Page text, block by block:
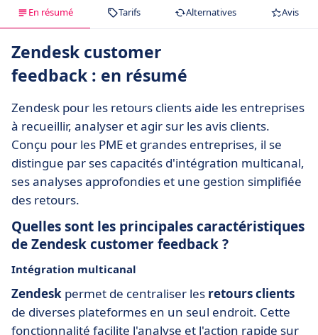
En résumé Tarifs Alternatives Avis
Zendesk customer
feedback : en résumé
Zendesk pour les retours clients aide les entreprises
à recueillir, analyser et agir sur les avis clients.
Conçu pour les PME et grandes entreprises, il se
distingue par ses capacités d'intégration multicanal,
ses analyses approfondies et une gestion simplifiée
des retours.
Quelles sont les principales caractéristiques
de Zendesk customer feedback ?
Intégration multicanal
Zendesk permet de centraliser les retours clients
de diverses plateformes en un seul endroit. Cette
fonctionnalité facilite l'analyse et l'action rapide sur